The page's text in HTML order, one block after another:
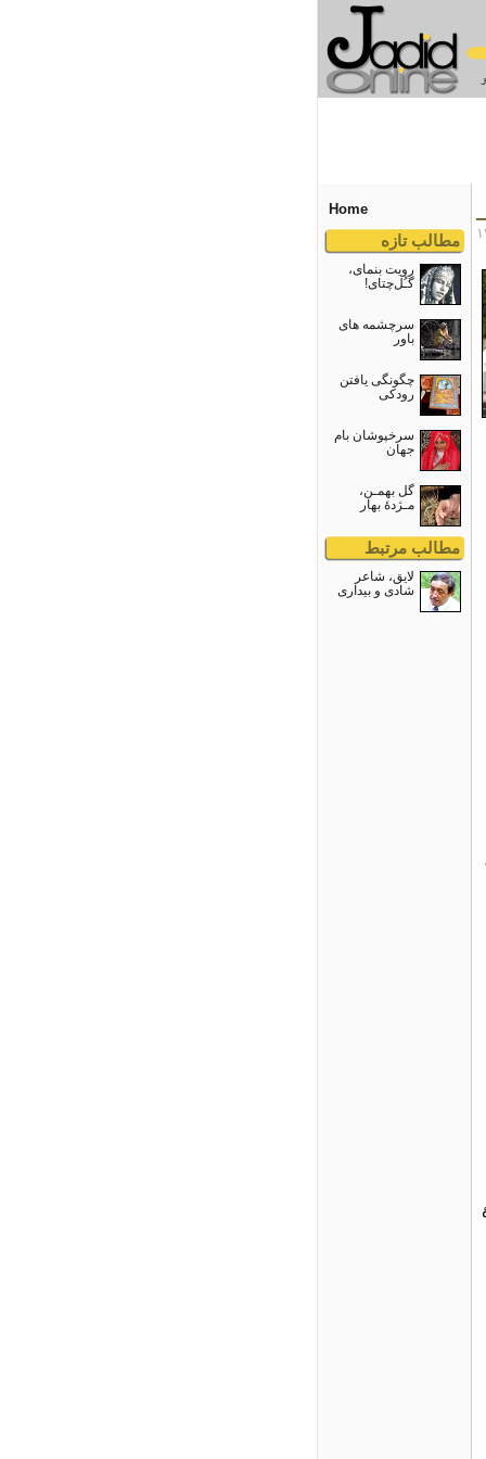
Home
مطالب تازه
رویت بنمای،
گـُل‌چتای!
سرچشمه های
باور
چگونگی یافتن
رودکی
سرخپوشان بام
جهان
گل بهمـن،
مـژدۀ بهار
مطالب مرتبط
لایق، شاعر
شادی و بیداری